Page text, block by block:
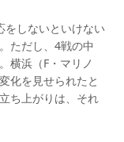
をしないといけない
ただし、4戦の中
横浜（F・マリノ
化を見せられたと
ち上がりは、それ